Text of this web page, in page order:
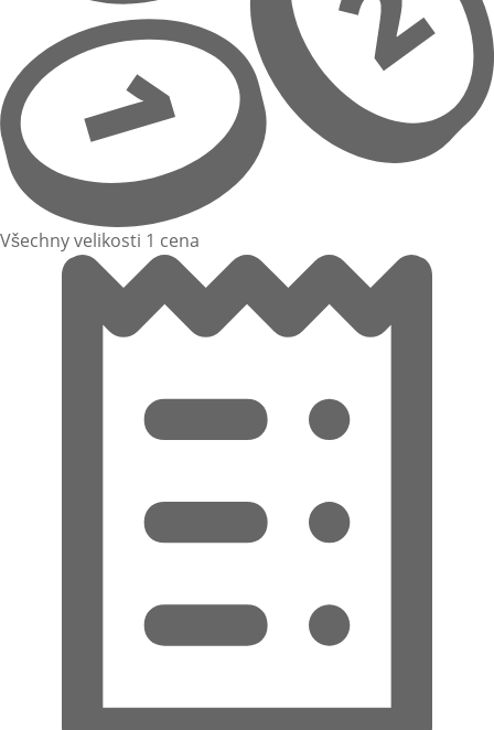
Všechny velikosti 1 cena